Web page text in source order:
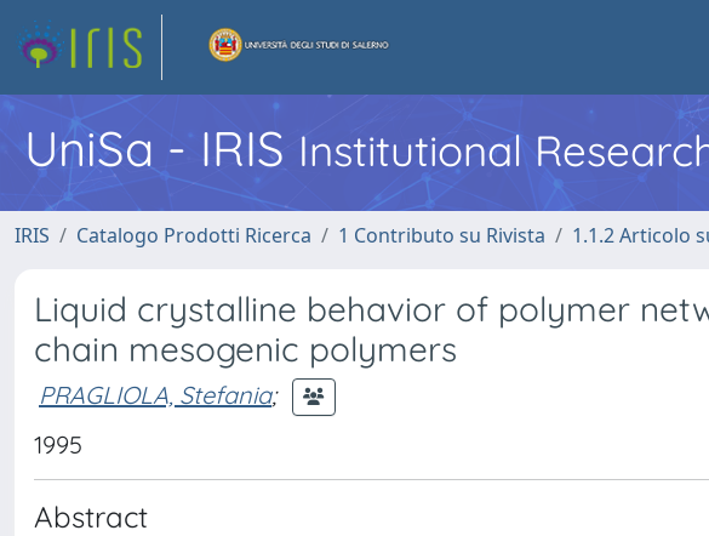
UniSa - IRIS Institutional
IRIS Catalogo Prodotti Ricerca 1 Contributo su Rivista 1.1.2 Articolo
Liquid crystalline behavior of polymer
chain mesogenic polymers
PRAGLIOLA, Stefania;
1995
Abstract